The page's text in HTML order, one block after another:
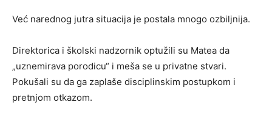
Već narednog jutra situacija je postala mnogo ozbiljnija.
Direktorica i školski nadzornik optužili su Matea da
„uznemirava porodicu“ i meša se u privatne stvari.
Pokušali su da ga zaplaše disciplinskim postupkom i
pretnjom otkazom.